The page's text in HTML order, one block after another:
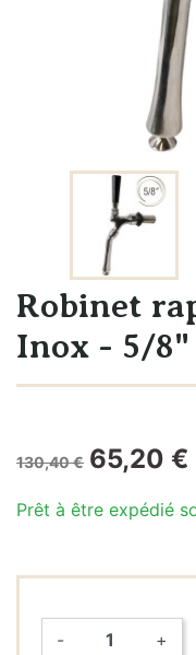
Robinet
Inox - 5/8"
130,40 € 65,20 €
Prêt à être expédié
- +